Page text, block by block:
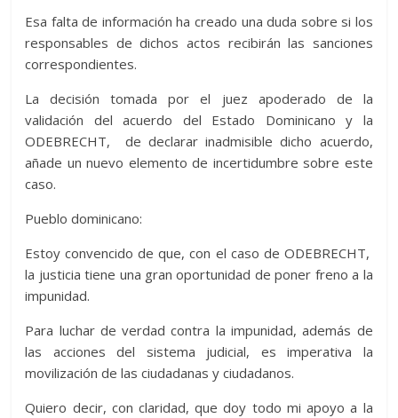
Esa falta de información ha creado una duda sobre si los
responsables de dichos actos recibirán las sanciones
correspondientes.
La decisión tomada por el juez apoderado de la
validación del acuerdo del Estado Dominicano y la
ODEBRECHT, de declarar inadmisible dicho acuerdo,
añade un nuevo elemento de incertidumbre sobre este
caso.
Pueblo dominicano:
Estoy convencido de que, con el caso de ODEBRECHT,
la justicia tiene una gran oportunidad de poner freno a la
impunidad.
Para luchar de verdad contra la impunidad, además de
las acciones del sistema judicial, es imperativa la
movilización de las ciudadanas y ciudadanos.
Quiero decir, con claridad, que doy todo mi apoyo a la